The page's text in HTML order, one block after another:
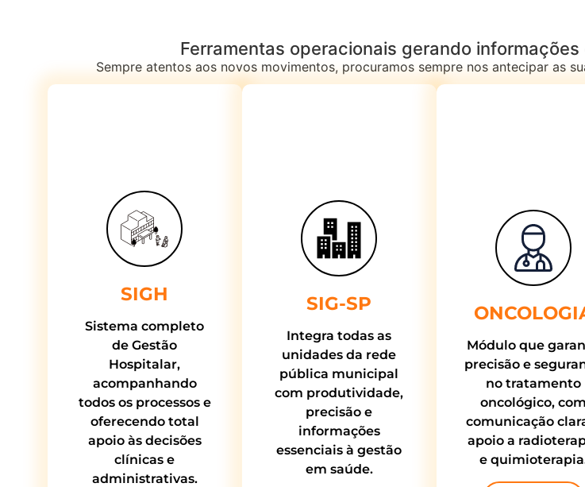
Ferramentas operacionais gerando
Sempre atentos aos novos movimentos, procuramos sempre nos antecipar as
SIGH
Sistema completo
de Gestão
Hospitalar,
acompanhando
todos os processos e
oferecendo total
apoio às decisões
clínicas e
administrativas.
SIG-SP
Integra todas as
unidades da rede
pública municipal
com produtividade,
precisão e
informações
essenciais à gestão
em saúde.
Módulo que
precisão e
no tratamento
oncológico, com
comunicação
apoio a
e